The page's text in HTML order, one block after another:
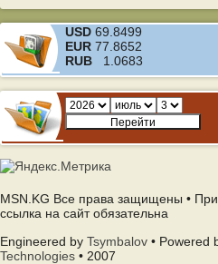
USD 69.8499
EUR 77.8652
RUB 1.0683
MSN.KG Все права защищены •
ссылка на сайт обязательна
Engineered by Tsymbalov • Powered
Technologies • 2007